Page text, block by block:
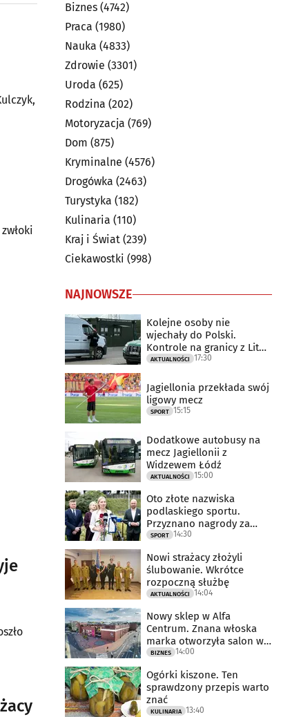
Biznes (4742)
Praca (1980)
Nauka (4833)
Zdrowie (3301)
Uroda (625)
Rodzina (202)
Motoryzacja (769)
Dom (875)
Kryminalne (4576)
Drogówka (2463)
Turystyka (182)
Kulinaria (110)
Kraj i Świat (239)
Ciekawostki (998)
NAJNOWSZE
Kolejne osoby nie
wjechały do Polski.
Kontrole na granicy z Litwą
trwają
AKTUALNOŚCI 17:30
Jagiellonia przekłada swój
ligowy mecz
SPORT 15:15
Dodatkowe autobusy na
mecz Jagiellonii z
Widzewem Łódź
AKTUALNOŚCI 15:00
Oto złote nazwiska
podlaskiego sportu.
Przyznano nagrody za
2025 rok
SPORT 14:30
Nowi strażacy złożyli
ślubowanie. Wkrótce
rozpoczną służbę
AKTUALNOŚCI 14:04
Nowy sklep w Alfa
Centrum. Znana włoska
marka otworzyła salon w
Białymstoku
BIZNES 14:00
Ogórki kiszone. Ten
sprawdzony przepis warto
znać
KULINARIA 13:40